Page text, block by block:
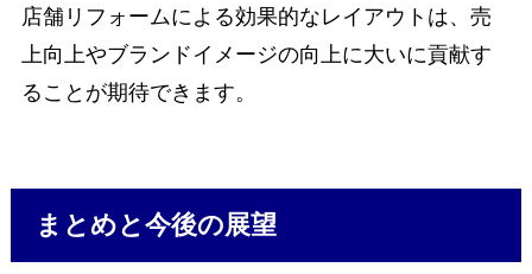
店舗リフォームによる効果的なレイアウトは、売
上向上やブランドイメージの向上に大いに貢献す
ることが期待できます。
まとめと今後の展望